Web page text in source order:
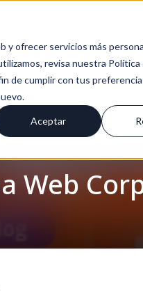
y ofrecer servicios más
revisa nuestra Política
de cumplir con tus
Aceptar
Web